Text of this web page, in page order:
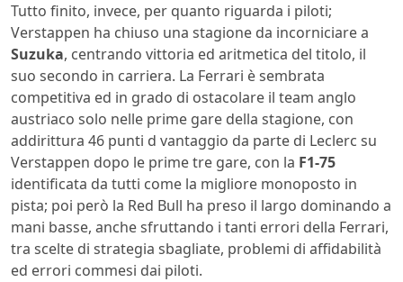
Tutto finito, invece, per quanto riguarda i piloti;
Verstappen ha chiuso una stagione da incorniciare a
Suzuka, centrando vittoria ed aritmetica del titolo, il
suo secondo in carriera. La Ferrari è sembrata
competitiva ed in grado di ostacolare il team anglo
austriaco solo nelle prime gare della stagione, con
addirittura 46 punti d vantaggio da parte di Leclerc su
Verstappen dopo le prime tre gare, con la F1-75
identificata da tutti come la migliore monoposto in
pista; poi però la Red Bull ha preso il largo dominando a
mani basse, anche sfruttando i tanti errori della Ferrari,
tra scelte di strategia sbagliate, problemi di affidabilità
ed errori commesi dai piloti.